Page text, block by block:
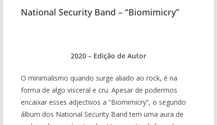
National Security Band – “Biomimicry”
2020 – Edição de Autor
O minimalismo quando surge aliado ao rock, é na
forma de algo visceral e cru. Apesar de podermos
encaixar esses adjectivos a “Biomimicry”, o segundo
álbum dos National Security Band tem uma aura de